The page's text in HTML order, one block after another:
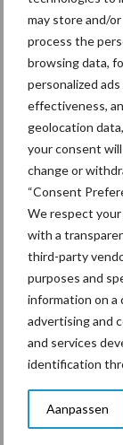
may store and/
process the
browsing data,
personalized
effectiveness,
geolocation
your consent will
change or
“Consent
We respect
with a
third-party
purposes and
information on a
advertising and
and services
identification
Aanpassen
Primaire
Sidebar
Recent
7 aug
7 aug